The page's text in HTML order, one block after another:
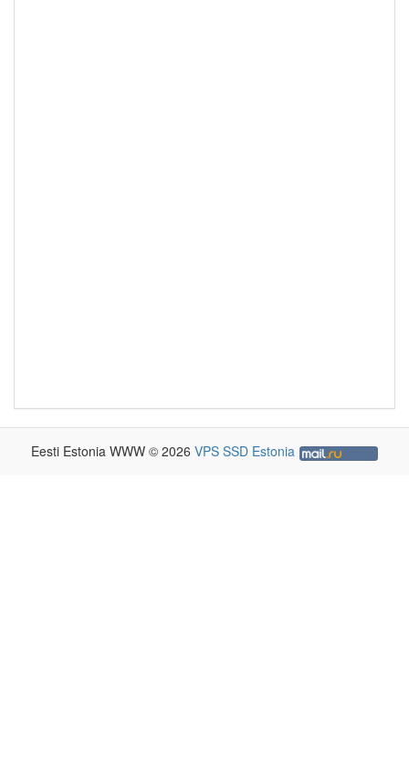
Eesti Estonia WWW © 2026 VPS SSD Estonia